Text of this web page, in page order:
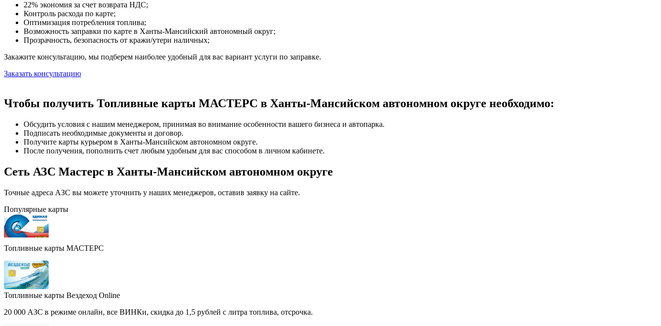
22% экономия за счет возврата НДС;
Контроль расхода по карте;
Оптимизация потребления топлива;
Возможность заправки по карте в Ханты-Мансийский автономный округ;
Прозрачность, безопасность от кражи/утери наличных;
Закажите консультацию, мы подберем наиболее удобный для вас вариант услуги по заправке.
Заказать консультацию
Чтобы получить Топливные карты МАСТЕРС в Ханты-Мансийском автономном округе необходимо:
Обсудить условия с нашим менеджером, принимая во внимание особенности вашего бизнеса и автопарка.
Подписать необходимые документы и договор.
Получите карты курьером в Ханты-Мансийском автономном округе.
После получения, пополнить счет любым удобным для вас способом в личном кабинете.
Сеть АЗС Мастерс в Ханты-Мансийском автономном округе
Точные адреса АЗС вы можете уточнить у наших менеджеров, оставив заявку на сайте.
Популярные карты
Топливные карты МАСТЕРС
Топливные карты Вездеход Online
20 000 АЗС в режиме онлайн, все ВИНКи, скидка до 1,5 рублей с литра топлива, отсрочка.